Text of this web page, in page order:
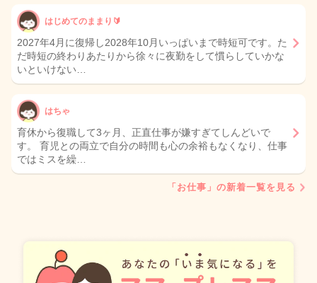
はじめてのままり🔰
2027年4月に復帰し2028年10月いっぱいまで時短可です。た
だ時短の終わりあたりから徐々に夜勤をして慣らしていかな
いといけない…
はちゃ
育休から復職して3ヶ月、正直仕事が嫌すぎてしんどいで
す。 育児との両立で自分の時間も心の余裕もなくなり、仕事
ではミスを繰…
「お仕事」の新着一覧を見る